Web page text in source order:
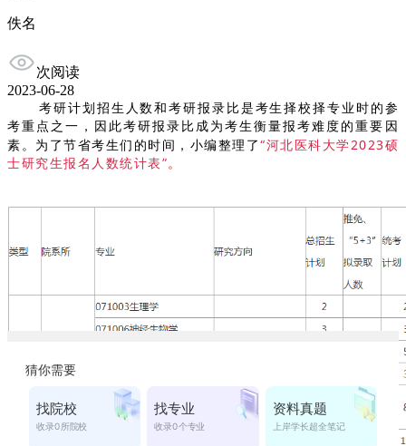
佚名
次阅读
2023-06-28
考研计划招生人数和考研报录比是考生择校择专业时的参
考重点之一，因此考研报录比成为考生衡量报考难度的重要因
素。为了节省考生们的时间，小编整理了“河北医科大学2023硕
士研究生报名人数统计表”。